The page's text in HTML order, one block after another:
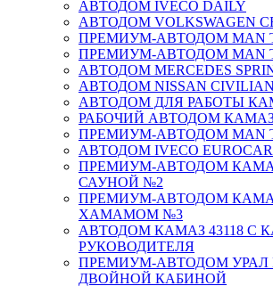
АВТОДОМ IVECO DAILY
АВТОДОМ VOLKSWAGEN
ПРЕМИУМ-АВТОДОМ MAN
ПРЕМИУМ-АВТОДОМ MAN
АВТОДОМ MERCEDES
АВТОДОМ NISSAN CIVILIAN
АВТОДОМ ДЛЯ РАБОТЫ
РАБОЧИЙ АВТОДОМ КАМАЗ
ПРЕМИУМ-АВТОДОМ MAN
АВТОДОМ IVECO
ПРЕМИУМ-АВТОДОМ КАМАЗ
САУНОЙ №2
ПРЕМИУМ-АВТОДОМ КАМАЗ
ХАМАМОМ №3
АВТОДОМ КАМАЗ 43118 С
РУКОВОДИТЕЛЯ
ПРЕМИУМ-АВТОДОМ УРАЛ
ДВОЙНОЙ КАБИНОЙ